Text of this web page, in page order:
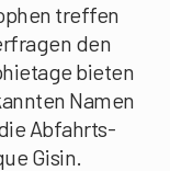
treffen
den
bieten
Namen
Abfahrts-
Gisin.